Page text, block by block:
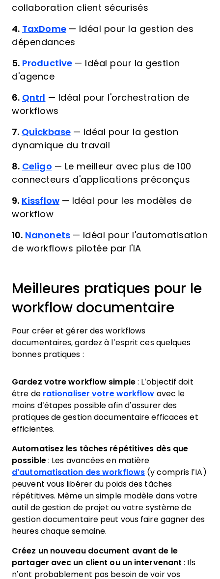
collaboration client sécurisés
4. TaxDome — Idéal pour la gestion des
dépendances
5. Productive —
Idéal pour la gestion
d'agence
6. Qntrl — Idéal pour l'orchestration de
workflows
7. Quickbase — Idéal pour la gestion
dynamique du travail
8. Celigo — Le meilleur avec plus de 100
connecteurs d'applications préconçus
9. Kissflow — Idéal pour les modèles de
workflow
10. Nanonets — Idéal pour l'automatisation
de workflows pilotée par l'IA
Meilleures pratiques pour le
workflow documentaire
Pour créer et gérer des workflows
documentaires, gardez à l’esprit ces quelques
bonnes pratiques :
Gardez votre workflow simple: L’objectif doit
être de rationaliser votre workflow avec le
moins d’étapes possible afin d’assurer des
pratiques de gestion documentaire efficaces et
efficientes.
Automatisez les tâches répétitives dès que
possible: Les avancées en matière
d’automatisation des workflows (y compris l’IA)
peuvent vous libérer du poids des tâches
répétitives. Même un simple modèle dans votre
outil de gestion de projet ou votre système de
gestion documentaire peut vous faire gagner des
heures chaque semaine.
Créez un nouveau document avant de le
partager avec un client ou un intervenant : Ils
n’ont probablement pas besoin de voir vos